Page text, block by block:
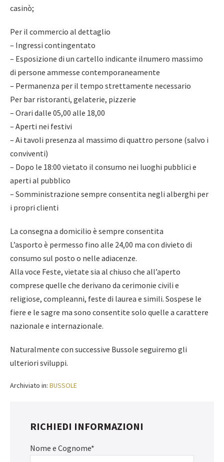
casinò;
Per il commercio al dettaglio
– Ingressi contingentato
– Esposizione di un cartello indicante ilnumero massimo
di persone ammesse contemporaneamente
– Permanenza per il tempo strettamente necessario
Per bar ristoranti, gelaterie, pizzerie
– Orari dalle 05,00 alle 18,00
– Aperti nei festivi
– Ai tavoli presenza al massimo di quattro persone (salvo i
conviventi)
– Dopo le 18:00 vietato il consumo nei luoghi pubblici e
aperti al pubblico
– Somministrazione sempre consentita negli alberghi per
i propri clienti
La consegna a domicilio è sempre consentita
L’asporto è permesso fino alle 24,00 ma con divieto di
consumo sul posto o nelle adiacenze.
Alla voce Feste, vietate sia al chiuso che all’aperto
comprese quelle che derivano da cerimonie civili e
religiose, compleanni, feste di laurea e simili. Sospese le
fiere e le sagre ma sono consentite solo quelle a carattere
nazionale e internazionale.
Naturalmente con successive Bussole seguiremo gli
ulteriori sviluppi.
Archiviato in: BUSSOLE
RICHIEDI INFORMAZIONI
Nome e Cognome*